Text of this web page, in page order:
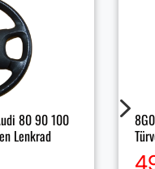
80 90 100
Lenkrad
5